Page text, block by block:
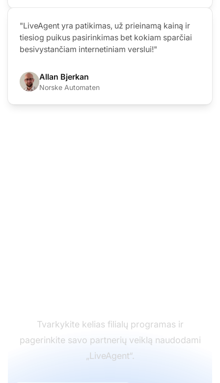
"LiveAgent yra patikimas, už prieinamą kainą ir
tiesiog puikus pasirinkimas bet kokiam sparčiai
besivystančiam internetiniam verslui!"
Allan Bjerkan
Norske Automaten
Tvarkykite kelias filialų programas ir
pagerinkite savo partnerių veiklą naudodami
„LiveAgent“.